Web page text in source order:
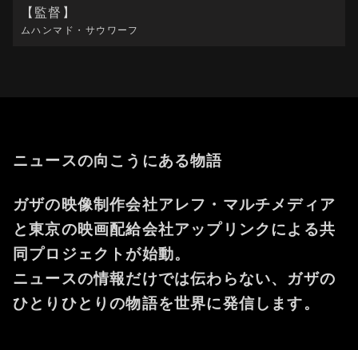
【監督】
ムハンマド・サウワーフ
ニュースの向こうにある物語
ガザの映像制作会社アレフ・マルチメディア
と東京の映画配給会社アップリンクによる共
同プロジェクトが始動。
ニュースの情報だけでは伝わらない、ガザの
ひとりひとりの物語を世界に発信します。